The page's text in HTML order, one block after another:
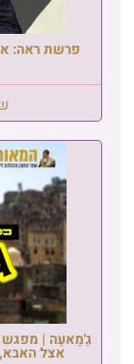
פרשת ראה:
גַ'מַאעַה | מפגש
אצל האבא,